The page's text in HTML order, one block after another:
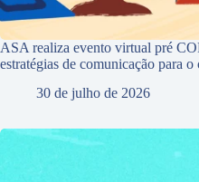
ASA realiza evento virtual pré
estratégias de comunicação para
30 de julho de 2026